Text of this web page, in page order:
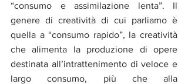
“consumo e assimilazione lenta”. Il
genere di creatività di cui parliamo è
quella a “consumo rapido”, la creatività
che alimenta la produzione di opere
destinata all’intrattenimento di veloce e
largo consumo, più che alla